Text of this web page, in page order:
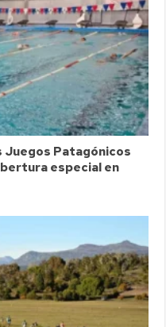
Juegos Patagónicos
especial en